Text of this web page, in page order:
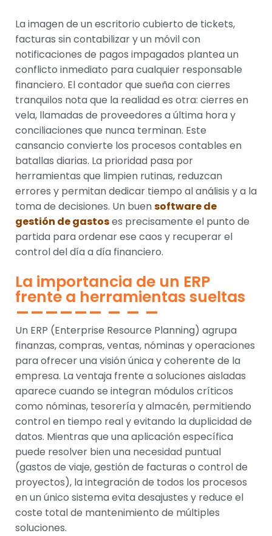
La imagen de un escritorio cubierto de tickets,
facturas sin contabilizar y un móvil con
notificaciones de pagos impagados plantea un
conflicto inmediato para cualquier responsable
financiero. El contador que sueña con cierres
tranquilos nota que la realidad es otra: cierres en
vela, llamadas de proveedores a última hora y
conciliaciones que nunca terminan. Este
cansancio convierte los procesos contables en
batallas diarias. La prioridad pasa por
herramientas que limpien rutinas, reduzcan
errores y permitan dedicar tiempo al análisis y a la
toma de decisiones. Un buensoftware de
gestión de gastoses precisamente el punto de
partida para ordenar ese caos y recuperar el
control del día a día financiero.
La importancia de un ERP
frente a herramientas sueltas
Un ERP (Enterprise Resource Planning) agrupa
finanzas, compras, ventas, nóminas y operaciones
para ofrecer una visión única y coherente de la
empresa. La ventaja frente a soluciones aisladas
aparece cuando se integran módulos críticos
como nóminas, tesorería y almacén, permitiendo
control en tiempo real y evitando la duplicidad de
datos. Mientras que una aplicación específica
puede resolver bien una necesidad puntual
(gastos de viaje, gestión de facturas o control de
proyectos), la integración de todos los procesos
en un único sistema evita desajustes y reduce el
coste total de mantenimiento de múltiples
soluciones.